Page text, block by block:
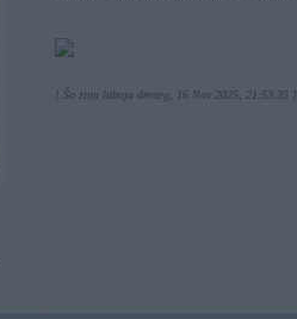
[ Šo ziņu laboja devarg, 16 Nov 2025, 21:53:35 ]